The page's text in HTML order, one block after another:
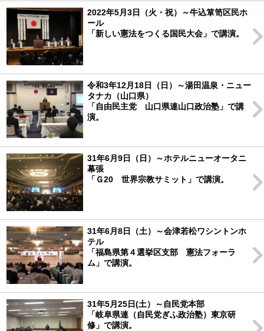
2022年5月3日（火・祝）～牛込箪笥区民ホ
ール
「新しい憲法をつくる国民大会」で講演。
令和3年12月18日（日）～湯田温泉・ニュー
タナカ（山口県）
「自由民主党 山口県連山口政治塾」で講
演。
31年6月9日（日）～ホテルニューオータニ
幕張
「Ｇ20 世界宗教サミット」で講演。
31年6月8日（土）～会津若松ワシントンホ
テル
「福島県第４選挙区支部 憲法フォーラ
ム」で講演。
31年5月25日(土）～自民党本部
「岐阜県連（自民党ぎふ政治塾）東京研
修」で講演。